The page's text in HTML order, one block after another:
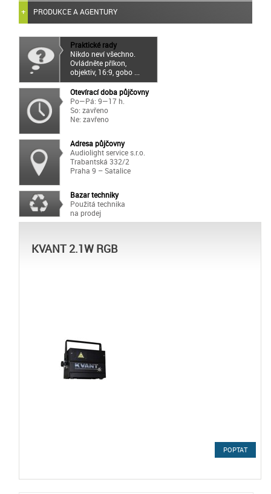
PRODUKCE A AGENTURY
Praktické rady
Nikdo neví všechno.
Ovládněte příkon,
objektiv, 16:9, gobo ...
Otevírací doba půjčovny
Po—Pá: 9—17 h.
So: zavřeno
Ne: zavřeno
Adresa půjčovny
Audiolight service s.r.o.
Trabantská 332/2
Praha 9 – Satalice
Bazar techniky
Použitá technika
na prodej
KVANT 2.1W RGB
POPTAT